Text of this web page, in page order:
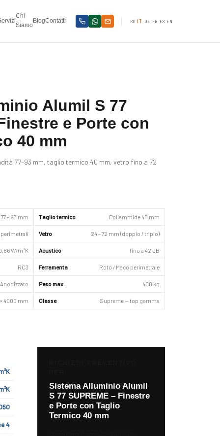
Chi
Siamo
BlogContatti RO IT DE FR ES EN
Alumil S 77
e Porte con
40 mm
77–93 mm, taglio termico 40 mm, vetro fino a 72
77 – 93 mm Taglio termico Poliammide 40 mm
perimetrali Vetro 24 – 72 mm (doppio / triplo)
W/m²K Acustico fino a 42 dB
RC3 Ferramenta Roto / Maco perimetrale
Peso max. 400 kg
4000 mm Classe Supreme — top gamma
4
Sistema Alluminio Alumil
S 77 SUPREME – Finestre
e Porte con Taglio
Termico 40 mm